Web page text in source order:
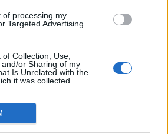
of processing my
Targeted Advertising.
Collection, Use,
or Sharing of my
Is Unrelated with the
it was collected.
ΕΝΔΙΑΦΕΡΕΙ
Παραιτήθηκε από
ο Νάιτζελ Φάρατζ – «Θα